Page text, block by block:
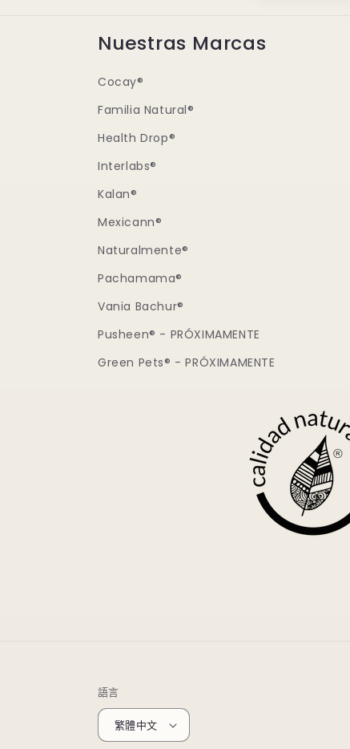
Nuestras Marcas
Cocay®
Familia Natural®
Health Drop®
Interlabs®
Kalan®
Mexicann®
Naturalmente®
Pachamama®
Vania Bachur®
Pusheen® - PRÓXIMAMENTE
Green Pets® - PRÓXIMAMENTE
語言
繁體中文